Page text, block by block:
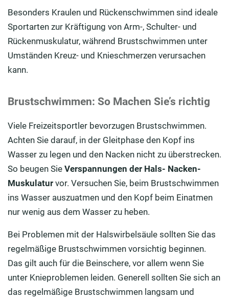
Besonders Kraulen und Rückenschwimmen sind ideale
Sportarten zur Kräftigung von Arm-, Schulter- und
Rückenmuskulatur, während Brustschwimmen unter
Umständen Kreuz- und Knieschmerzen verursachen
kann.
Brustschwimmen: So Machen Sie’s richtig
Viele Freizeitsportler bevorzugen Brustschwimmen.
Achten Sie darauf, in der Gleitphase den Kopf ins
Wasser zu legen und den Nacken nicht zu überstrecken.
So beugen Sie Verspannungen der Hals- Nacken-
Muskulatur vor. Versuchen Sie, beim Brustschwimmen
ins Wasser auszuatmen und den Kopf beim Einatmen
nur wenig aus dem Wasser zu heben.
Bei Problemen mit der Halswirbelsäule sollten Sie das
regelmäßige Brustschwimmen vorsichtig beginnen.
Das gilt auch für die Beinschere, vor allem wenn Sie
unter Knieproblemen leiden. Generell sollten Sie sich an
das regelmäßige Brustschwimmen langsam und